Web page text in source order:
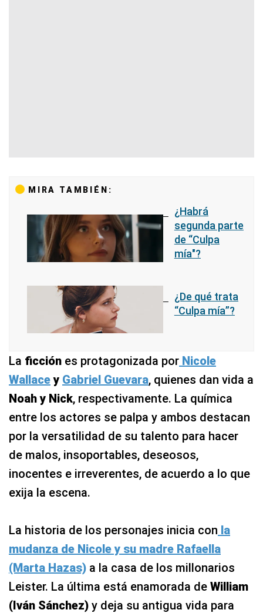
MIRA TAMBIÉN:
¿Habrá
segunda parte
de “Culpa
mía″?
¿De qué trata
“Culpa mía”?
La ficción es protagonizada por Nicole
Wallacey Gabriel Guevara, quienes dan vida a
Noah y Nick, respectivamente. La química
entre los actores se palpa y ambos destacan
por la versatilidad de su talento para hacer
de malos, insoportables, deseosos,
inocentes e irreverentes, de acuerdo a lo que
exija la escena.
La historia de los personajes inicia con la
mudanza de Nicole y su madre Rafaella
(Marta Hazas) a la casa de los millonarios
Leister. La última está enamorada de William
(Iván Sánchez) y deja su antigua vida para